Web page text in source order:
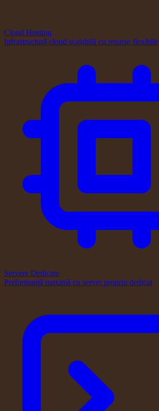
Cloud Hosting
Infrastructură cloud scalabilă cu resurse flexibile
Servere Dedicate
Performanță maximă cu server propriu dedicat